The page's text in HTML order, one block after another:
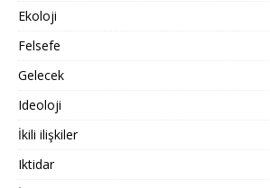
Ekoloji
Felsefe
Gelecek
Ideoloji
İkili ilişkiler
Iktidar